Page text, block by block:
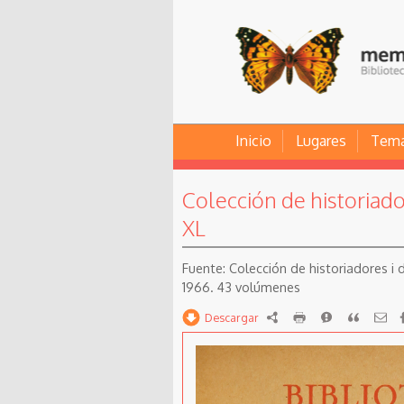
Inicio Lugares
Colección de
XL
Colección de historiadores i
1966. 43 volúmenes
Descargar RDF imprimirReportarCitar